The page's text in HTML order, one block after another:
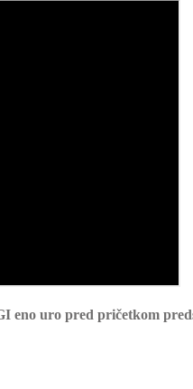
eno uro pred pričetkom